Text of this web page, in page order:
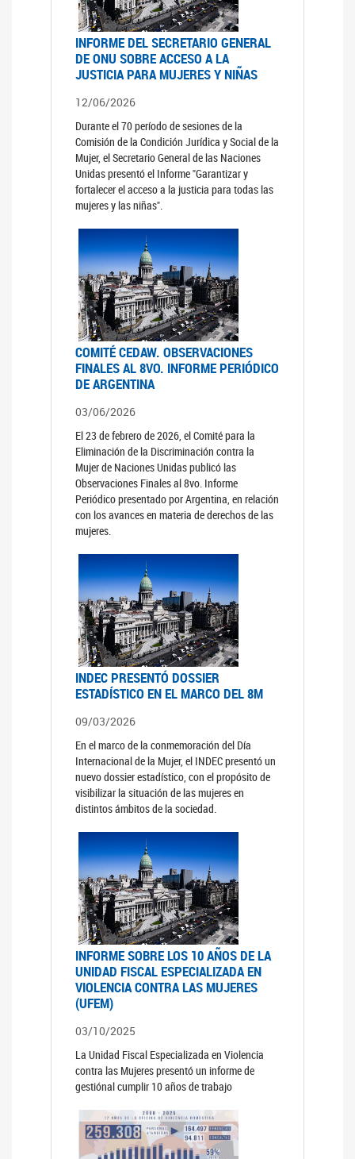
INFORME DEL SECRETARIO GENERAL
DE ONU SOBRE ACCESO A LA
JUSTICIA PARA MUJERES Y NIÑAS
12/06/2026
Durante el 70 período de sesiones de la
Comisión de la Condición Jurídica y Social de la
Mujer, el Secretario General de las Naciones
Unidas presentó el Informe "Garantizar y
fortalecer el acceso a la justicia para todas las
mujeres y las niñas".
COMITÉ CEDAW. OBSERVACIONES
FINALES AL 8VO. INFORME PERIÓDICO
DE ARGENTINA
03/06/2026
El 23 de febrero de 2026, el Comité para la
Eliminación de la Discriminación contra la
Mujer de Naciones Unidas publicó las
Observaciones Finales al 8vo. Informe
Periódico presentado por Argentina, en relación
con los avances en materia de derechos de las
mujeres.
INDEC PRESENTÓ DOSSIER
ESTADÍSTICO EN EL MARCO DEL 8M
09/03/2026
En el marco de la conmemoración del Día
Internacional de la Mujer, el INDEC presentó un
nuevo dossier estadístico, con el propósito de
visibilizar la situación de las mujeres en
distintos ámbitos de la sociedad.
INFORME SOBRE LOS 10 AÑOS DE LA
UNIDAD FISCAL ESPECIALIZADA EN
VIOLENCIA CONTRA LAS MUJERES
(UFEM)
03/10/2025
La Unidad Fiscal Especializada en Violencia
contra las Mujeres presentó un informe de
gestiónal cumplir 10 años de trabajo